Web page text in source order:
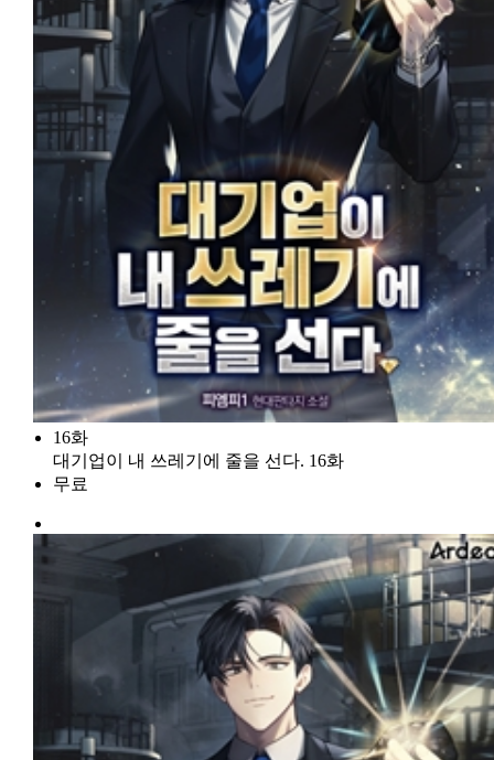
16화
대기업이 내 쓰레기에 줄을 선다. 16화
무료